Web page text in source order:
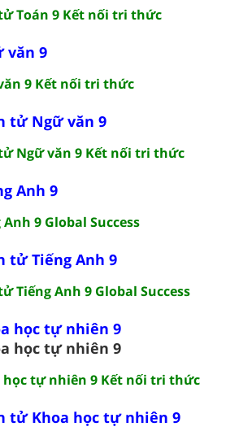
Toán 9 Kết nối tri thức
văn 9
9 Kết nối tri thức
tử Ngữ văn 9
Ngữ văn 9 Kết nối tri thức
Anh 9
9 Global Success
tử Tiếng Anh 9
Tiếng Anh 9 Global Success
học tự nhiên 9
học tự nhiên 9
học tự nhiên 9 Kết nối tri thức
tử Khoa học tự nhiên 9